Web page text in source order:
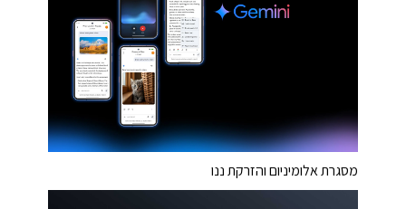
מסגרת אלומיניום והזרקת ננו